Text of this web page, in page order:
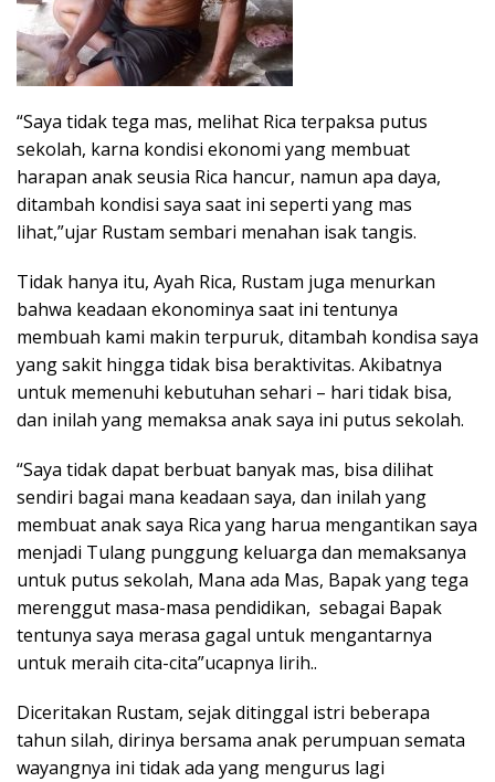
“Saya tidak tega mas, melihat Rica terpaksa putus
sekolah, karna kondisi ekonomi yang membuat
harapan anak seusia Rica hancur, namun apa daya,
ditambah kondisi saya saat ini seperti yang mas
lihat,”ujar Rustam sembari menahan isak tangis.
Tidak hanya itu, Ayah Rica, Rustam juga menurkan
bahwa keadaan ekonominya saat ini tentunya
membuah kami makin terpuruk, ditambah kondisa saya
yang sakit hingga tidak bisa beraktivitas. Akibatnya
untuk memenuhi kebutuhan sehari – hari tidak bisa,
dan inilah yang memaksa anak saya ini putus sekolah.
“Saya tidak dapat berbuat banyak mas, bisa dilihat
sendiri bagai mana keadaan saya, dan inilah yang
membuat anak saya Rica yang harua mengantikan saya
menjadi Tulang punggung keluarga dan memaksanya
untuk putus sekolah, Mana ada Mas, Bapak yang tega
merenggut masa-masa pendidikan, sebagai Bapak
tentunya saya merasa gagal untuk mengantarnya
untuk meraih cita-cita”ucapnya lirih..
Diceritakan Rustam, sejak ditinggal istri beberapa
tahun silah, dirinya bersama anak perumpuan semata
wayangnya ini tidak ada yang mengurus lagi